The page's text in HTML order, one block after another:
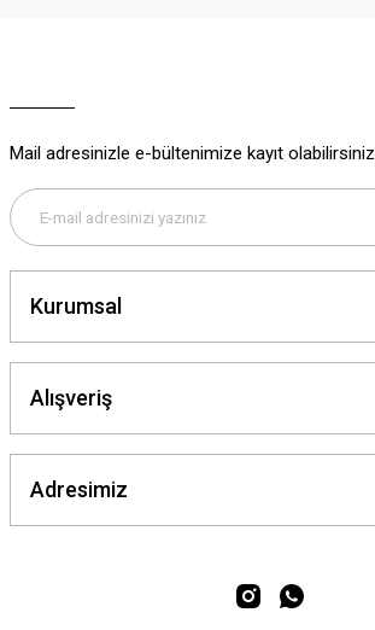
Mail adresinizle e-bültenimize kayıt olabilirsiniz.
Kurumsal
Alışveriş
Adresimiz